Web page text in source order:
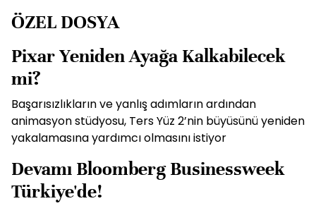
ÖZEL DOSYA
Pixar Yeniden Ayağa Kalkabilecek
mi?
Başarısızlıkların ve yanlış adımların ardından
animasyon stüdyosu, Ters Yüz 2’nin büyüsünü yeniden
yakalamasına yardımcı olmasını istiyor
Devamı Bloomberg Businessweek
Türkiye'de!